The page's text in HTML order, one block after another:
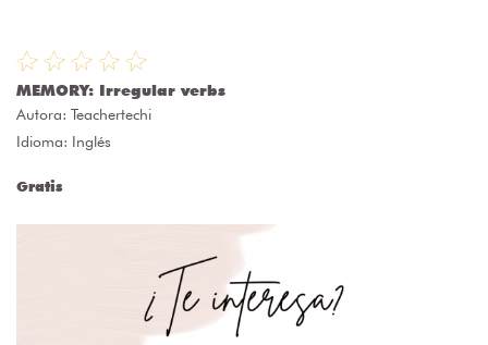
MEMORY: Irregular verbs
Autora: Teachertechi
Idioma: Inglés
Gratis